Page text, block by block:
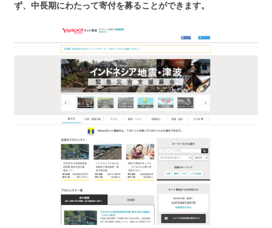
ず、中長期にわたって寄付を募ることができます。